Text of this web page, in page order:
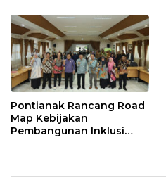
Pontianak Rancang Road
Map Kebijakan
Pembangunan Inklusi